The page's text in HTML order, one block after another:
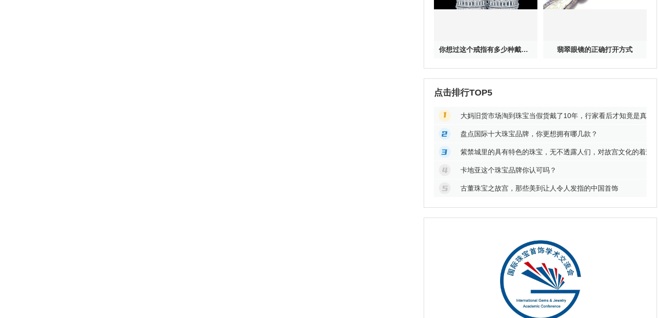
你想过这个戒指有多少种戴法吗？ 翡翠眼镜的正确打开方式
点击排行TOP5
大妈旧货市场淘到珠宝当假货戴了10年，行家看后才知竟是真的
盘点国际十大珠宝品牌，你更想拥有哪几款？
紫禁城里的具有特色的珠宝，无不透露人们，对故宫文化的着迷
卡地亚这个珠宝品牌你认可吗？
古董珠宝之故宫，那些美到让人令人发指的中国首饰